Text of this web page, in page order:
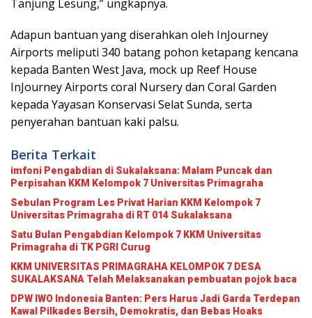
Tanjung Lesung,” ungkapnya.
Adapun bantuan yang diserahkan oleh InJourney
Airports meliputi 340 batang pohon ketapang kencana
kepada Banten West Java, mock up Reef House
InJourney Airports coral Nursery dan Coral Garden
kepada Yayasan Konservasi Selat Sunda, serta
penyerahan bantuan kaki palsu.
Berita Terkait
imfoni Pengabdian di Sukalaksana: Malam Puncak dan
Perpisahan KKM Kelompok 7 Universitas Primagraha
Sebulan Program Les Privat Harian KKM Kelompok 7
Universitas Primagraha di RT 014 Sukalaksana
Satu Bulan Pengabdian Kelompok 7 KKM Universitas
Primagraha di TK PGRI Curug
KKM UNIVERSITAS PRIMAGRAHA KELOMPOK 7 DESA
SUKALAKSANA Telah Melaksanakan pembuatan pojok baca
DPW IWO Indonesia Banten: Pers Harus Jadi Garda Terdepan
Kawal Pilkades Bersih, Demokratis, dan Bebas Hoaks